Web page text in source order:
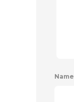
Name